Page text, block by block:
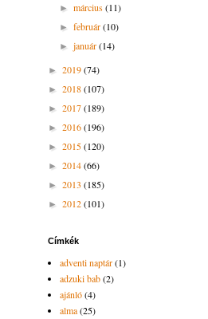
►március(11)
►február(10)
►január(14)
► 2019(74)
► 2018(107)
► 2017(189)
► 2016(196)
► 2015(120)
► 2014(66)
► 2013 (185)
► 2012(101)
Címkék
adventi naptár(1)
adzuki bab(2)
ajánló(4)
alma(25)